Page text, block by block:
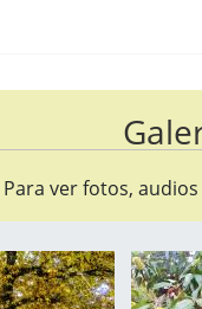
Para ver fotos,